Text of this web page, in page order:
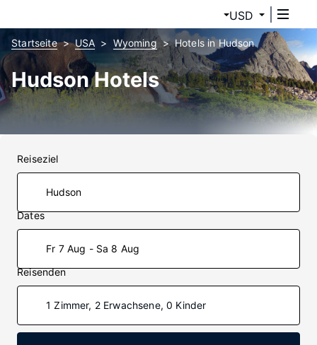
USD
Startseite USA Wyoming Hotels in Hudson
Hudson Hotels
Reiseziel
Dates
Fr 7 Aug - Sa 8 Aug
Reisenden
1 Zimmer, 2 Erwachsene, 0 Kinder